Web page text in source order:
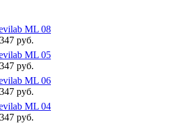
ML 08
руб.
ML 05
руб.
ML 06
руб.
ML 04
руб.